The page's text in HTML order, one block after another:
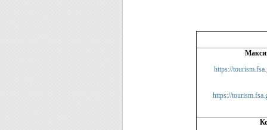
https://
https://